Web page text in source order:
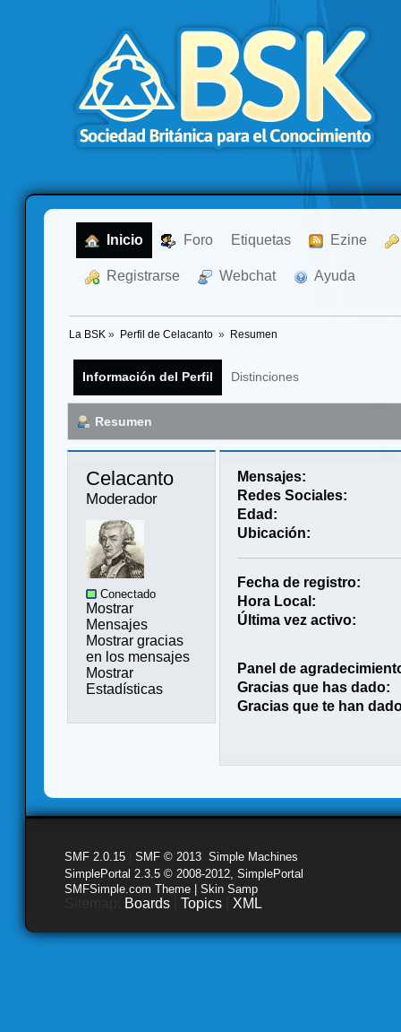
Inicio Foro Etiquetas Ezine
Registrarse Webchat Ayuda
La BSK » Perfil de Celacanto » Resumen
Información del Perfil Distinciones
Resumen
Celacanto
Moderador
Conectado
Mostrar
Mensajes
Mostrar gracias
en los mensajes
Mostrar
Estadísticas
Mensajes:
Redes Sociales:
Edad:
Ubicación:
Fecha de registro:
Hora Local:
Última vez activo:
Panel de
Gracias que has dado:
Gracias que te han
SMF 2.0.15 SMF © 2013 Simple Machines
SimplePortal 2.3.5 © 2008-2012, SimplePortal
SMFSimple.com Theme | Skin Samp
Boards Topics XML